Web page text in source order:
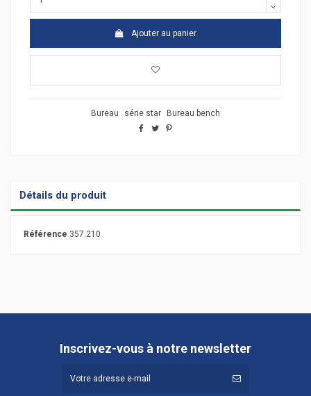
Ajouter au panier
Bureau série star Bureau bench
Détails du produit
Référence 357.210
Inscrivez-vous à notre newsletter